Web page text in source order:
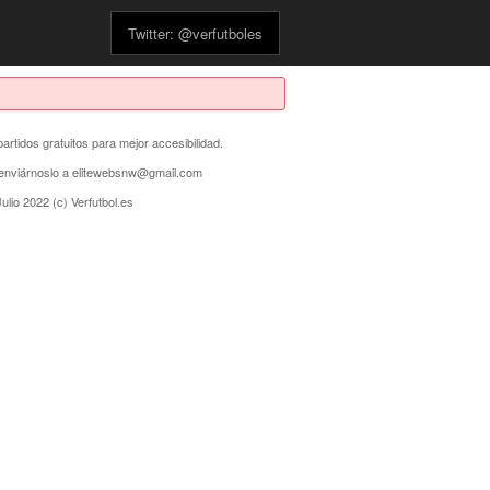
Twitter: @verfutboles
gratuitos para mejor accesibilidad.
a elitewebsnw@gmail.com
2022 (c) Verfutbol.es